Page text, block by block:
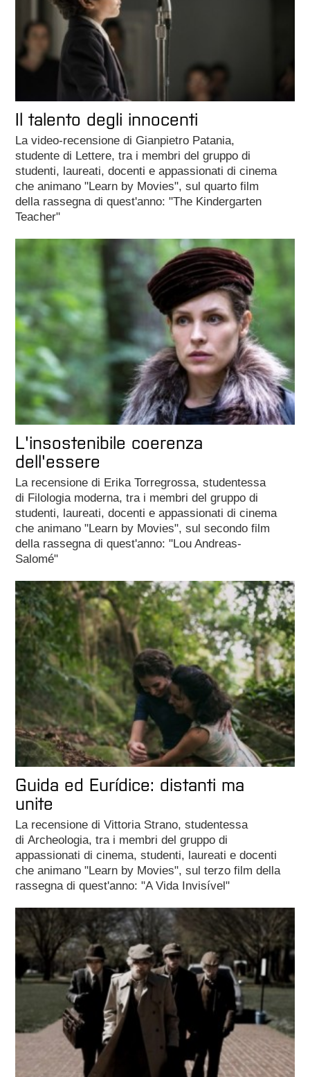
Il talento degli innocenti
La video-recensione di Gianpietro Patania,
studente di Lettere, tra i membri del gruppo di
studenti, laureati, docenti e appassionati di cinema
che animano "Learn by Movies", sul quarto film
della rassegna di quest'anno: "The Kindergarten
Teacher"
L'insostenibile coerenza
dell'essere
La recensione di Erika Torregrossa, studentessa
di Filologia moderna, tra i membri del gruppo di
studenti, laureati, docenti e appassionati di cinema
che animano "Learn by Movies", sul secondo film
della rassegna di quest'anno: "Lou Andreas-
Salomé"
Guida ed Eurídice: distanti ma
unite
La recensione di Vittoria Strano, studentessa
di Archeologia, tra i membri del gruppo di
appassionati di cinema, studenti, laureati e docenti
che animano "Learn by Movies", sul terzo film della
rassegna di quest'anno: "A Vida Invisível"